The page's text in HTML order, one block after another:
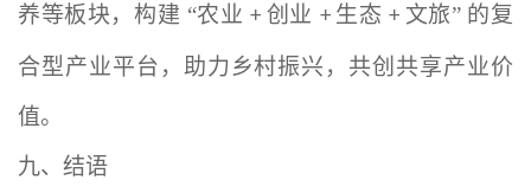
养等板块，构建 “农业+ 创业 + 生态+ 文旅” 的复
合型产业平台，助力乡村振兴，共创共享产业价
值。
九、结语